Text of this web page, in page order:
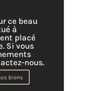
ce beau
à
placé
Si vous
nous.
biens